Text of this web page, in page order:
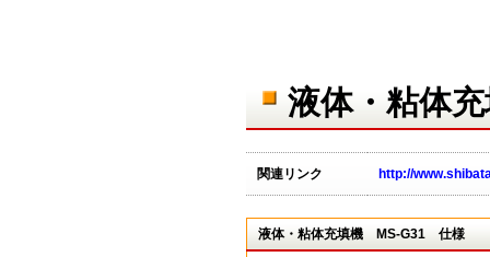
液体・粘体
関連リンク http://
液体・粘体充填機 MS-G31 仕様